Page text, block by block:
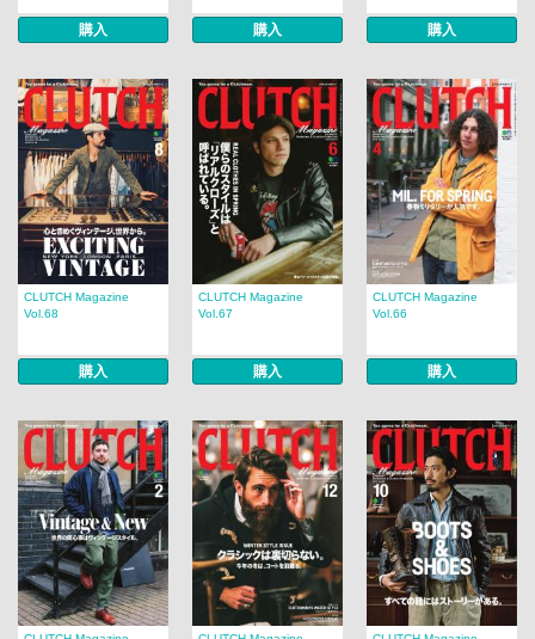
購入 購入 購入
CLUTCH Magazine
Vol.68
購入
CLUTCH Magazine
Vol.67
購入
CLUTCH Magazine
Vol.66
購入